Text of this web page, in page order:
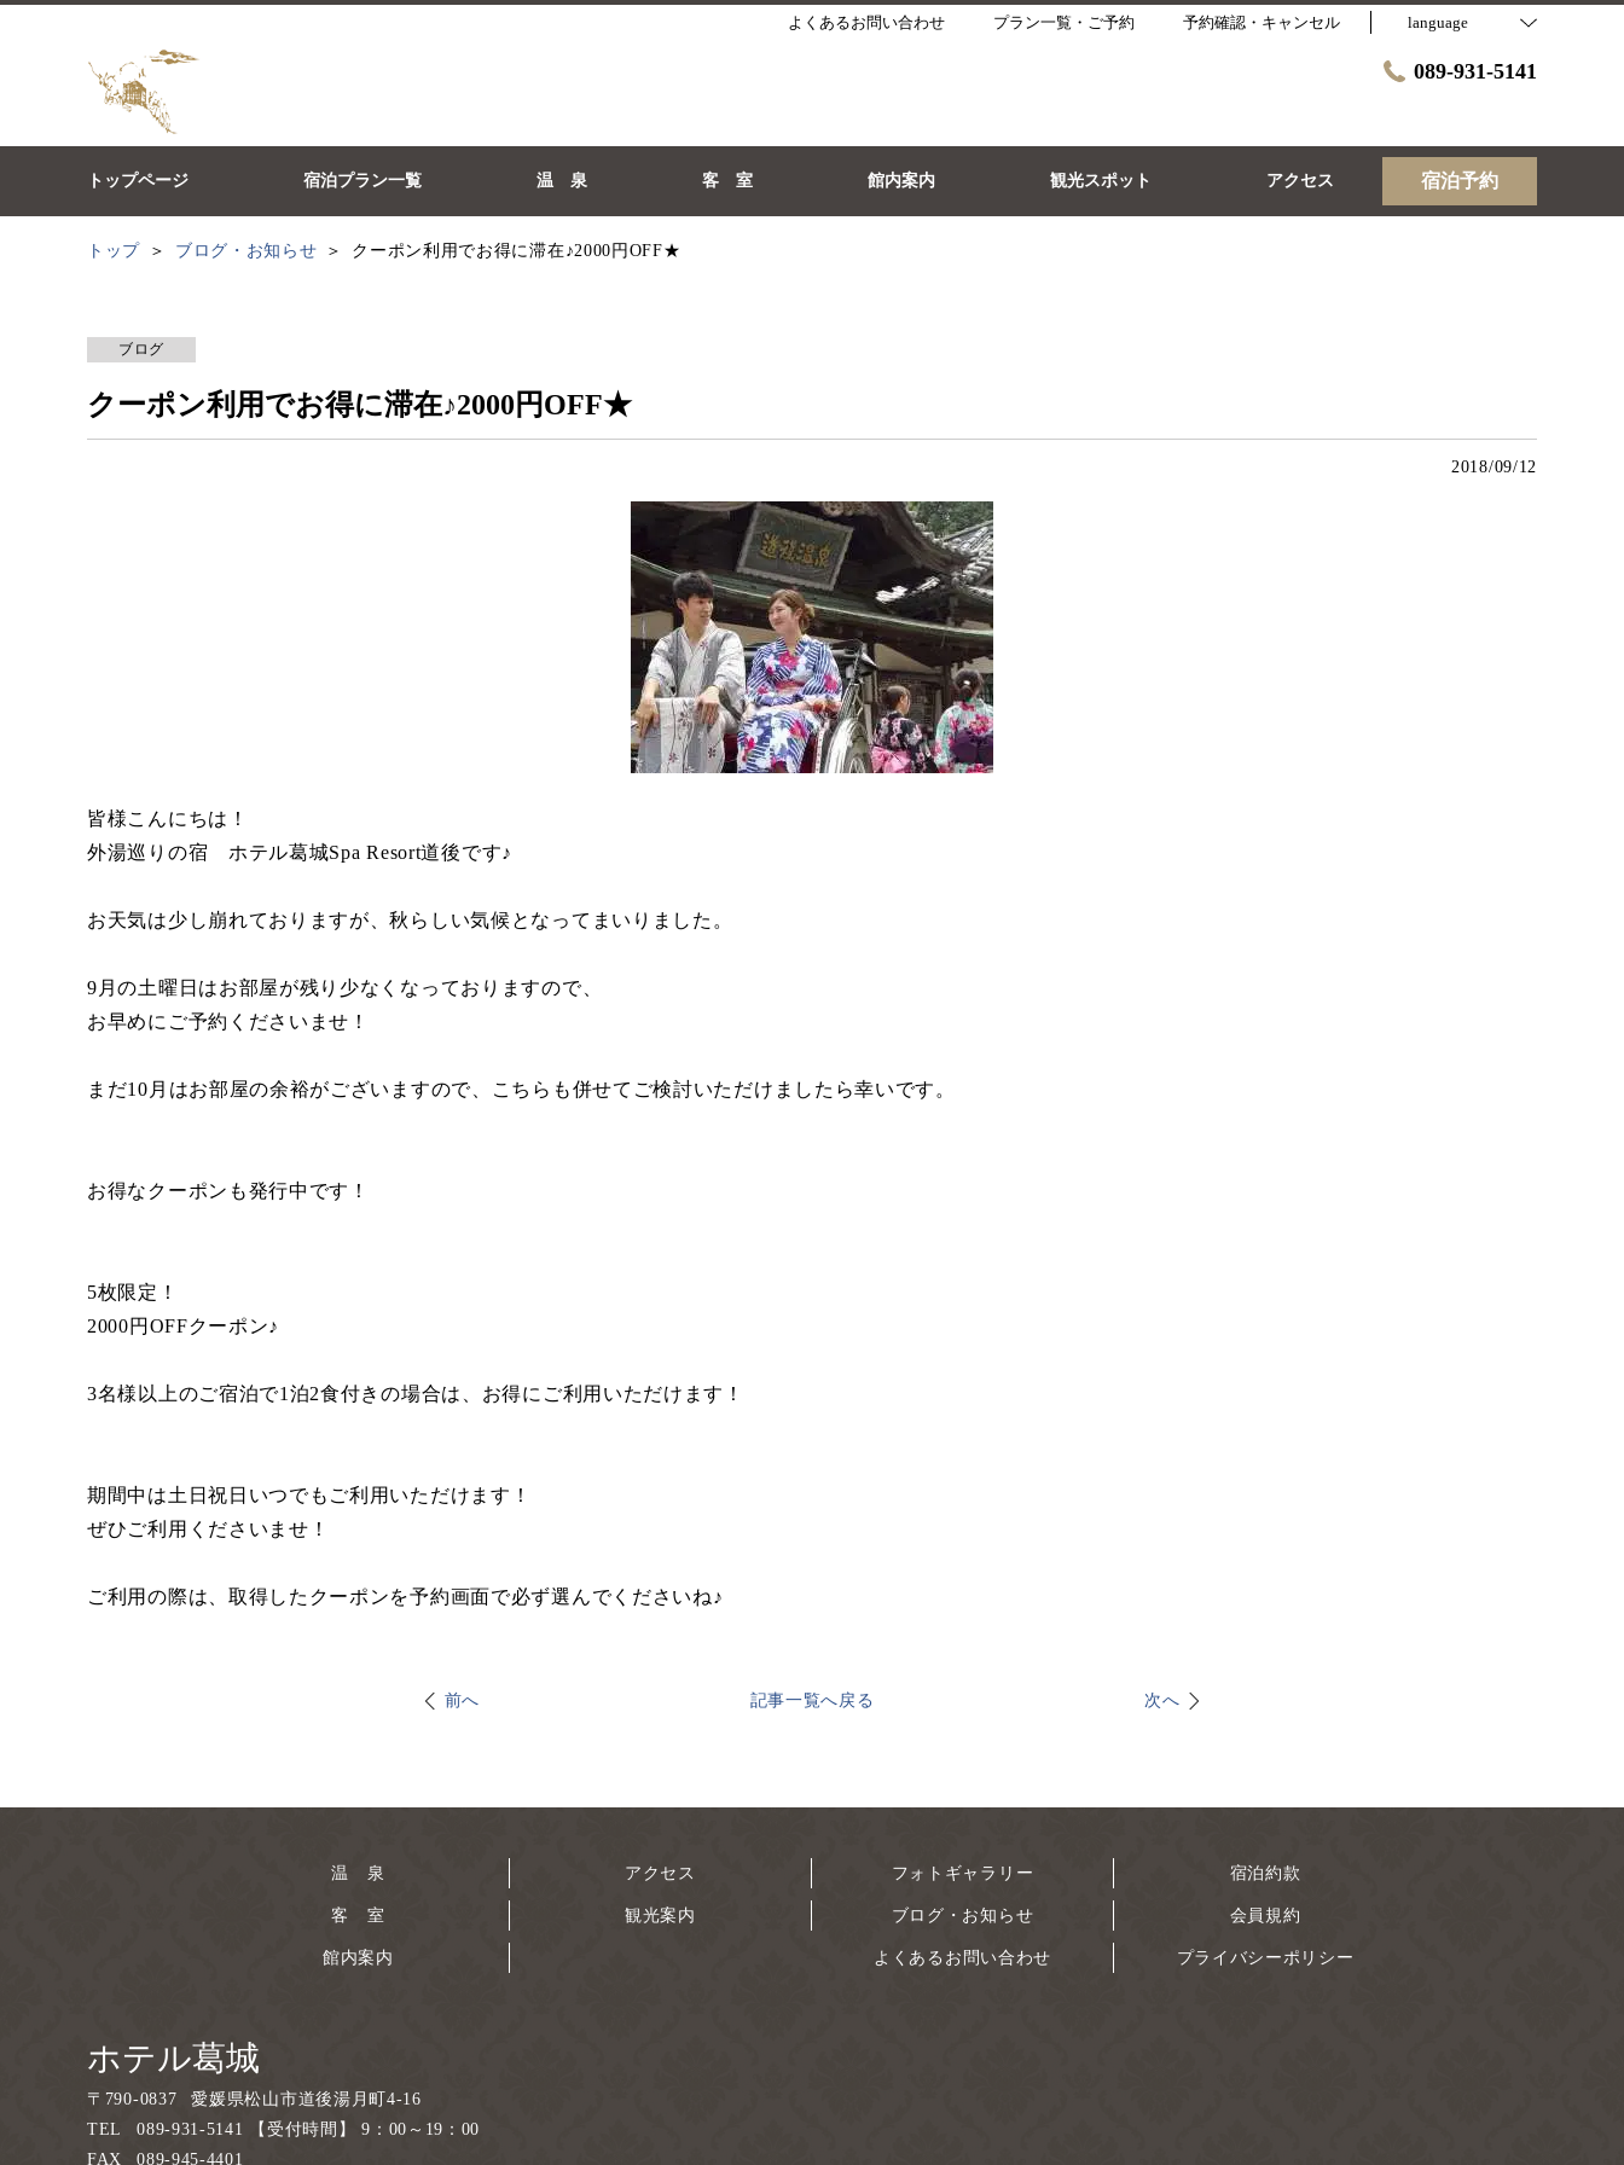
よくあるお問い合わせ プラン一覧・ご予約 予約確認・キャンセル language
089-931-5141
トップページ 宿泊プラン一覧 温 泉 客 室 館内案内 観光スポット アクセス 宿泊予約
トップ ブログ・お知らせ クーポン利用でお得に滞在♪2000円OFF★
ブログ
クーポン利用でお得に滞在♪2000円OFF★
2018/09/12
皆様こんにちは！
外湯巡りの宿 ホテル葛城Spa Resort道後です♪
お天気は少し崩れておりますが、秋らしい気候となってまいりました。
9月の土曜日はお部屋が残り少なくなっておりますので、
お早めにご予約くださいませ！
まだ10月はお部屋の余裕がございますので、こちらも併せてご検討いただけましたら幸いです。
お得なクーポンも発行中です！
5枚限定！
2000円OFFクーポン♪
3名様以上のご宿泊で1泊2食付きの場合は、お得にご利用いただけます！
期間中は土日祝日いつでもご利用いただけます！
ぜひご利用くださいませ！
ご利用の際は、取得したクーポンを予約画面で必ず選んでくださいね♪
前へ 記事一覧へ戻る 次へ
温 泉
客 室
館内案内
アクセス
観光案内
フォトギャラリー
ブログ・お知らせ
よくあるお問い合わせ
宿泊約款
会員規約
プライバシーポリシー
ホテル葛城
〒 790-0837
愛媛県松山市道後湯月町4-16
TEL
089-931-5141 【受付時間】 9：00～19：00
FAX
089-945-4401